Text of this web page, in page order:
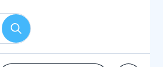
Rechercher